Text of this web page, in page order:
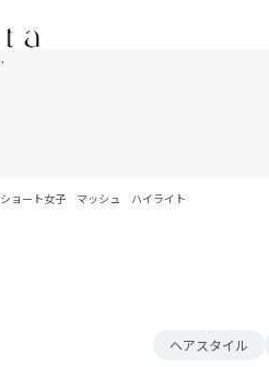
ショート女子 マッシュ ハイライト
ヘアスタイル